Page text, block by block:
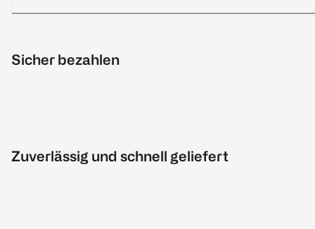
Sicher bezahlen
Zuverlässig und schnell geliefert